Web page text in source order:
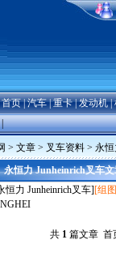
首页|汽车|重卡|发动机|
|
> 文章 > 叉车资料 > 永恒
永恒力 Junheinrich叉车
恒力 Junheinrich叉车][组
共 1篇文章 首